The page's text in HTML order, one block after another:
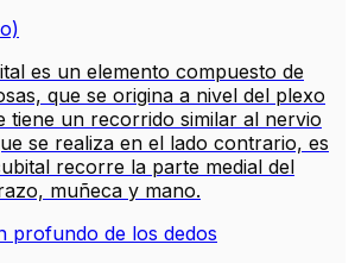
es un elemento compuesto de
que se origina a nivel del plexo
tiene un recorrido similar al nervio
se realiza en el lado contrario, es
recorre la parte medial del
muñeca y mano.
profundo de los dedos